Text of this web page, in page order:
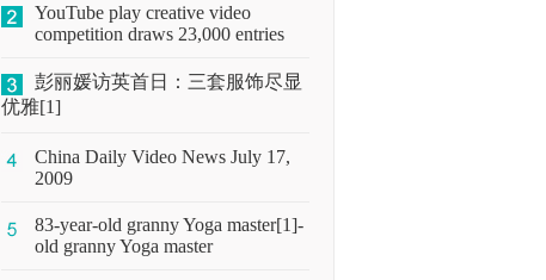
YouTube play creative video
competition draws 23,000 entries
彭丽媛访英首日：三套服饰尽显
优雅[1]
China Daily Video News July 17,
2009
83-year-old granny Yoga master[1]-
old granny Yoga master